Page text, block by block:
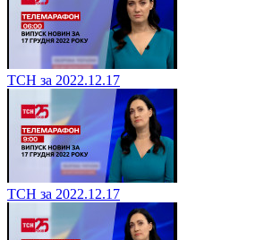
ТСН за 2022.12.17
ТСН за 2022.12.17